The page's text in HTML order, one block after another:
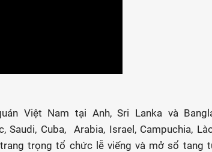
Việt Nam tại Anh, Sri Lanka và
Saudi, Cuba, Arabia, Israel, Campuchia,
trang trọng tổ chức lễ viếng và mở sổ tang